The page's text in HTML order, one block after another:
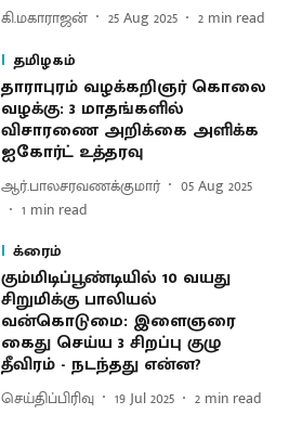
கி.மகாராஜன் 25 Aug 2025 2 min read
தமிழகம்
தாராபுரம் வழக்கறிஞர் கொலை
வழக்கு: 3 மாதங்களில்
விசாரணை அறிக்கை அளிக்க
ஐகோர்ட் உத்தரவு
ஆர்.பாலசரவணக்குமார்
05 Aug 2025
1 min read
க்ரைம்
கும்மிடிப்பூண்டியில் 10 வயது
சிறுமிக்கு பாலியல்
வன்கொடுமை: இளைஞரை
கைது செய்ய 3 சிறப்பு குழு
தீவிரம் - நடந்தது என்ன?
செய்திப்பிரிவு 19 Jul 2025 2 min read